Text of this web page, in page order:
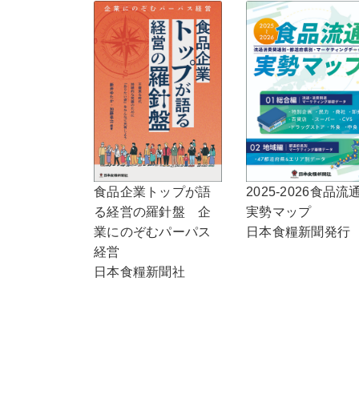
食品企業トップが語
る経営の羅針盤 企
業にのぞむパーパス
経営
日本食糧新聞社
2025-2026食品流
実勢マップ
日本食糧新聞発行